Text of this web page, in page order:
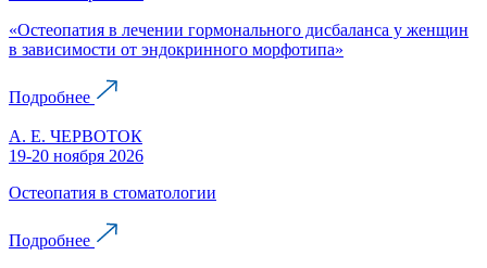
«Остеопатия в лечении гормонального дисбаланса у женщин
в зависимости от эндокринного морфотипа»
Подробнее
А. Е. ЧЕРВОТОК
19-20 ноября 2026
Остеопатия в стоматологии
Подробнее